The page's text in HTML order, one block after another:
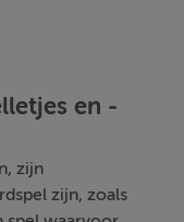
en -
zijn
zijn, zoals